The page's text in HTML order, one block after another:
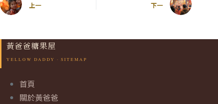
上一 下一
黃爸爸糖果屋
首頁
關於黃爸爸